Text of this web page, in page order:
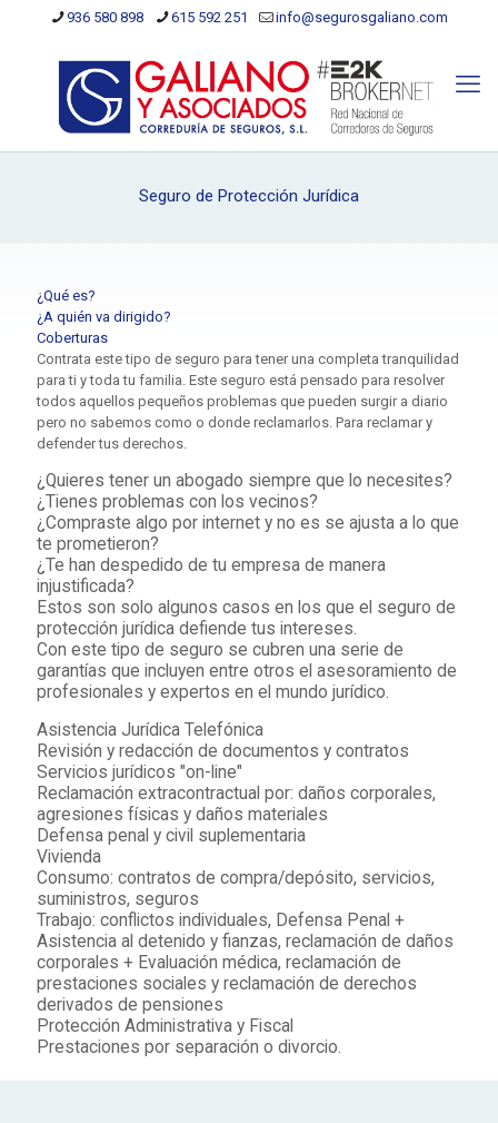
936 580 898 615 592 251 info@segurosgaliano.com
Seguro de Protección Jurídica
¿Qué es?
¿A quién va dirigido?
Coberturas
Contrata este tipo de seguro para tener una completa tranquilidad
para ti y toda tu familia. Este seguro está pensado para resolver
todos aquellos pequeños problemas que pueden surgir a diario
pero no sabemos como o donde reclamarlos. Para reclamar y
defender tus derechos.
¿Quieres tener un abogado siempre que lo necesites?
¿Tienes problemas con los vecinos?
¿Compraste algo por internet y no es se ajusta a lo que
te prometieron?
¿Te han despedido de tu empresa de manera
injustificada?
Estos son solo algunos casos en los que el seguro de
protección jurídica defiende tus intereses.
Con este tipo de seguro se cubren una serie de
garantías que incluyen entre otros el asesoramiento de
profesionales y expertos en el mundo jurídico.
Asistencia Jurídica Telefónica
Revisión y redacción de documentos y contratos
Servicios jurídicos "on-line"
Reclamación extracontractual por: daños corporales,
agresiones físicas y daños materiales
Defensa penal y civil suplementaria
Vivienda
Consumo: contratos de compra/depósito, servicios,
suministros, seguros
Trabajo: conflictos individuales, Defensa Penal +
Asistencia al detenido y fianzas, reclamación de daños
corporales + Evaluación médica, reclamación de
prestaciones sociales y reclamación de derechos
derivados de pensiones
Protección Administrativa y Fiscal
Prestaciones por separación o divorcio.